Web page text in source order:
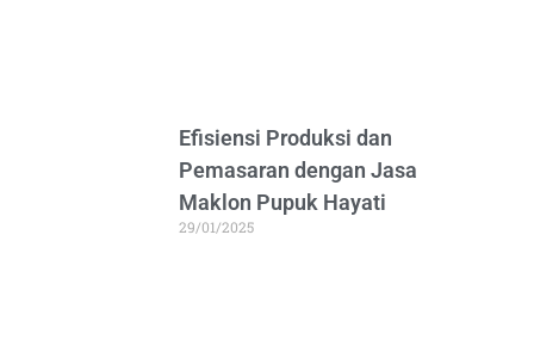
Efisiensi Produksi dan
Pemasaran dengan Jasa
Maklon Pupuk Hayati
29/01/2025